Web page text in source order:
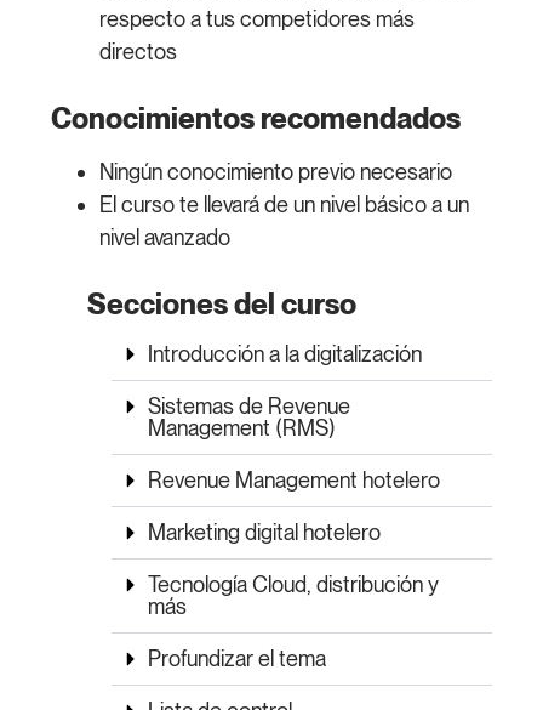
respecto a tus competidores más
directos
Conocimientos recomendados
Ningún conocimiento previo necesario
El curso te llevará de un nivel básico a un
nivel avanzado
Secciones del curso
Introducción a la digitalización
Sistemas de Revenue
Management (RMS)
Revenue Management hotelero
Marketing digital hotelero
Tecnología Cloud, distribución y
más
Profundizar el tema